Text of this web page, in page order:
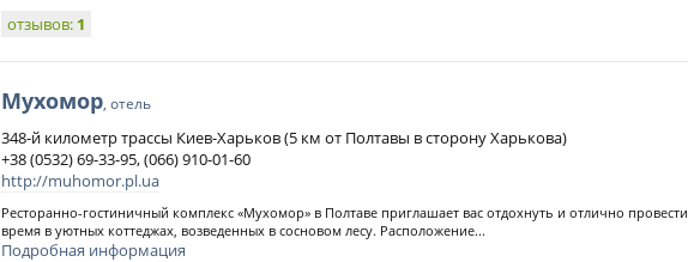
отзывов: 1
Мухомор, отель
348-й километр трассы Киев-Харьков (5 км от Полтавы в сторону Харькова)
+38 (0532) 69-33-95, (066) 910-01-60
http://muhomor.pl.ua
Ресторанно-гостиничный комплекс «Мухомор» в Полтаве приглашает вас отдохнуть и отлично провести
время в уютных коттеджах, возведенных в сосновом лесу. Расположение...
Подробная информация